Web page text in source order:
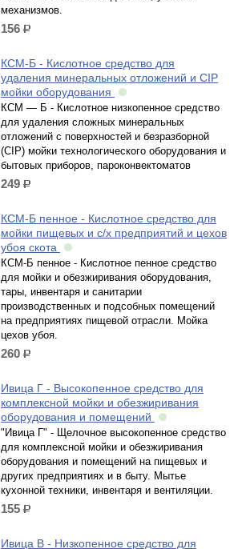
механизмов.
156 р.
КСМ-Б - Кислотное средство для
удаления минеральных отложений и CIP
мойки оборудования
КСМ — Б - Кислотное низкопенное средство
для удаления сложных минеральных
отложений с поверхностей и безразборной
(CIP) мойки технологического оборудования и
бытовых приборов, пароконвектоматов
249 р.
КСМ-Б пенное - Кислотное средство для
мойки пищевых и с/х предприятий и цехов
убоя скота
КСМ-Б пенное - Кислотное пенное средство
для мойки и обезжиривания оборудования,
тары, инвентаря и санитарии
производственных и подсобных помещений
на предприятиях пищевой отрасли. Мойка
цехов убоя.
260 р.
Ивица Г - Высокопенное средство для
комплексной мойки и обезжиривания
оборудования и помещений
"Ивица Г" - Щелочное высокопенное средство
для комплексной мойки и обезжиривания
оборудования и помещений на пищевых и
других предприятиях и в быту. Мытье
кухонной техники, инвентаря и вентиляции.
155 р.
Ивица В - Низкопенное средство для